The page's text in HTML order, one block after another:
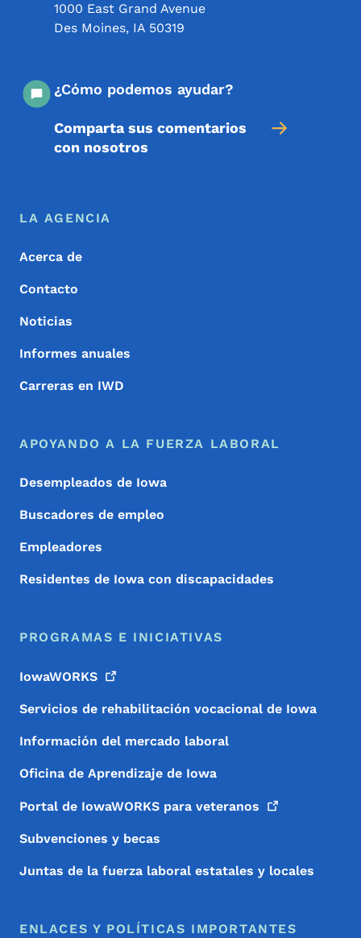
1000 East Grand Avenue
Des Moines, IA 50319
¿Cómo podemos ayudar?
Comparta sus comentarios
con nosotros
Menú de pie de página
Footer
LA AGENCIA
Acerca de
Contacto
Noticias
Informes anuales
Carreras en IWD
APOYANDO A LA FUERZA LABORAL
Desempleados de Iowa
Buscadores de empleo
Empleadores
Residentes de Iowa con discapacidades
PROGRAMAS E INICIATIVAS
IowaWORKS
Servicios de rehabilitación vocacional de Iowa
Información del mercado laboral
Oficina de Aprendizaje de Iowa
Portal de IowaWORKS para veteranos
Subvenciones y becas
Juntas de la fuerza laboral estatales y locales
ENLACES Y POLÍTICAS IMPORTANTES